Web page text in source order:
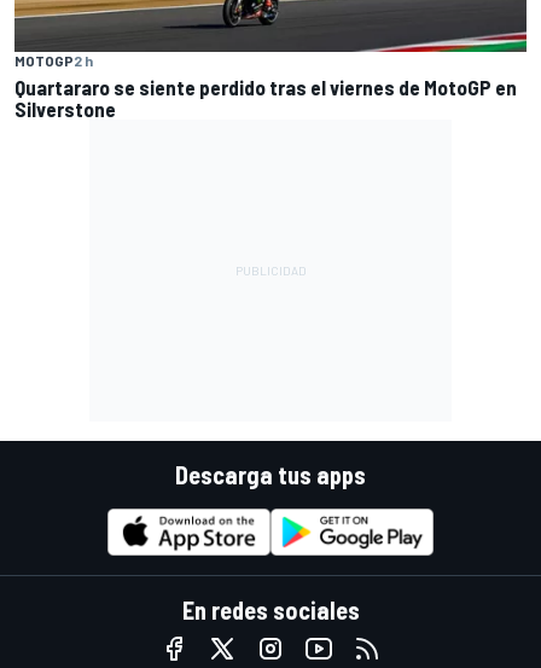
MOTOGP2 h
Quartararo se siente perdido tras el viernes de MotoGP en
Silverstone
Descarga tus apps
En redes sociales